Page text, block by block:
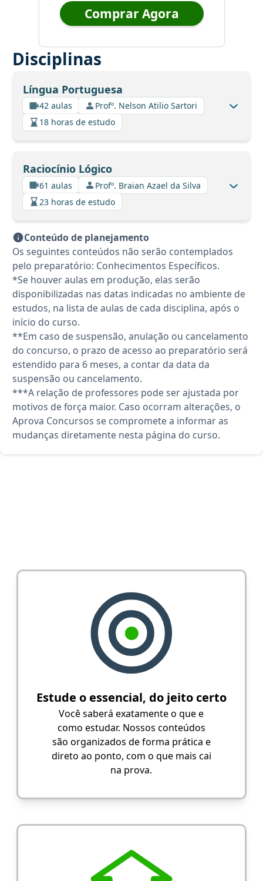
Comprar Agora
Disciplinas
Língua Portuguesa
42 aulas
Profº. Nelson Atilio Sartori
18 horas de estudo
Raciocínio Lógico
61 aulas
Profº. Braian Azael da Silva
23 horas de estudo
Conteúdo de planejamento
Os seguintes conteúdos não serão contemplados
pelo preparatório: Conhecimentos Específicos.
*Se houver aulas em produção, elas serão
disponibilizadas nas datas indicadas no ambiente de
estudos, na lista de aulas de cada disciplina, após o
início do curso.
**Em caso de suspensão, anulação ou cancelamento
do concurso, o prazo de acesso ao preparatório será
estendido para 6 meses, a contar da data da
suspensão ou cancelamento.
***A relação de professores pode ser ajustada por
motivos de força maior. Caso ocorram alterações, o
Aprova Concursos se compromete a informar as
mudanças diretamente nesta página do curso.
Estude o essencial, do jeito certo
Você saberá exatamente o que e
como estudar. Nossos conteúdos
são organizados de forma prática e
direto ao ponto, com o que mais cai
na prova.